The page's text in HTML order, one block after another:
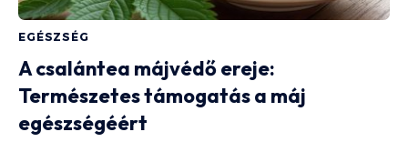
EGÉSZSÉG
A csalántea májvédő ereje:
Természetes támogatás a máj
egészségéért